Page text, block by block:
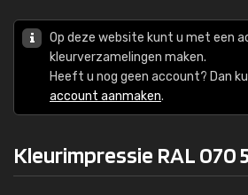
Op deze website kunt u met een
kleurverzamelingen maken.
Heeft u nog geen account? Dan
account aanmaken.
Kleurimpressie RAL 070